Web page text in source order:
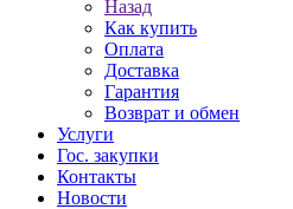
Назад
Как купить
Оплата
Доставка
Гарантия
Возврат и обмен
Услуги
Гос. закупки
Контакты
Новости